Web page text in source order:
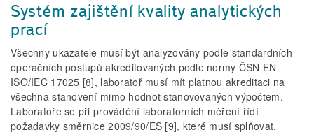
Systém zajištění kvality analytických
prací
Všechny ukazatele musí být analyzovány podle standardních
operačních postupů akreditovaných podle normy ČSN EN
ISO/IEC 17025 [8], laboratoř musí mít platnou akreditaci na
všechna stanovení mimo hodnot stanovovaných výpočtem.
Laboratoře se při provádění laboratorních měření řídí
požadavky směrnice 2009/90/ES [9], které musí splňovat,